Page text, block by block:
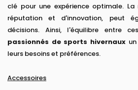
clé pour une expérience optimale.
réputation et d'innovation, peut
décisions. Ainsi, l'équilibre entre
passionnés de sports hivernaux
leurs besoins et préférences.
Accessoires